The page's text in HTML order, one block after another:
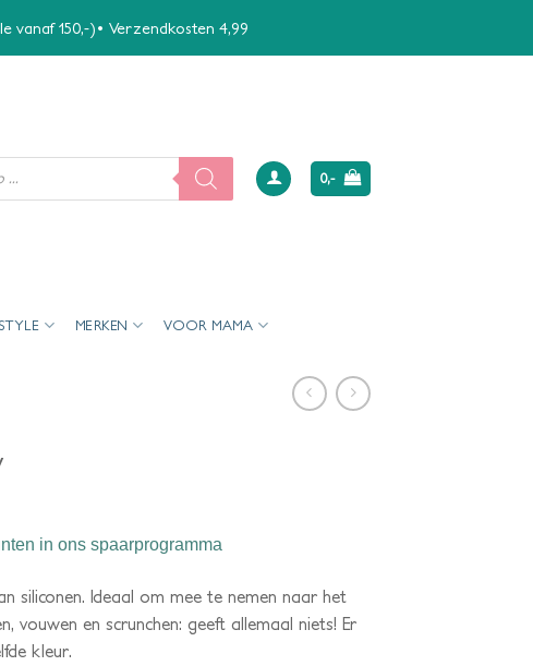
vanaf 150,-)• Verzendkosten 4,99
0,-
MERKEN VOOR MAMA
in ons spaarprogramma
siliconen. Ideaal om mee te nemen naar het
vouwen en scrunchen: geeft allemaal niets! Er
kleur.